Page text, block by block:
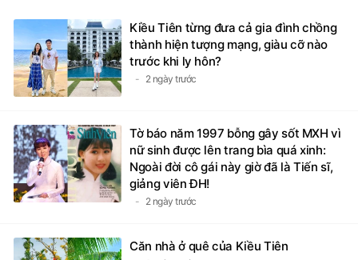
thành hiện tượng mạng, giàu cỡ nào
trước khi ly hôn?
2 ngày trước
nữ sinh được lên trang bìa quá xinh:
Ngoài đời cô gái này giờ đã là Tiến sĩ,
giảng viên ĐH!
2 ngày trước
2 ngày trước